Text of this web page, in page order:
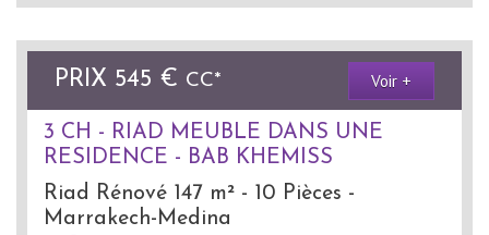
PRIX 545 € CC* Voir +
3 CH - RIAD MEUBLE DANS UNE
RESIDENCE - BAB KHEMISS
Riad Rénové 147 m² - 10 Pièces -
Marrakech-Medina